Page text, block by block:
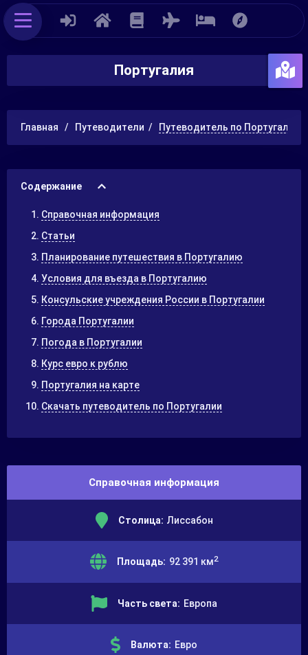
Португалия
Главная Путеводители Путеводитель по Португалии
Содержание
Справочная информация
Статьи
Планирование путешествия в Португалию
Условия для въезда в Португалию
Консульские учреждения России в Португалии
Города Португалии
Погода в Португалии
Курс евро к рублю
Португалия на карте
Скачать путеводитель по Португалии
Справочная информация
Столица: Лиссабон
Площадь: 92 391 км2
Часть света: Европа
Валюта: Евро